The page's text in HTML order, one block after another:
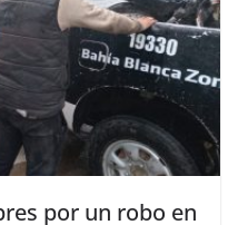
por un robo en